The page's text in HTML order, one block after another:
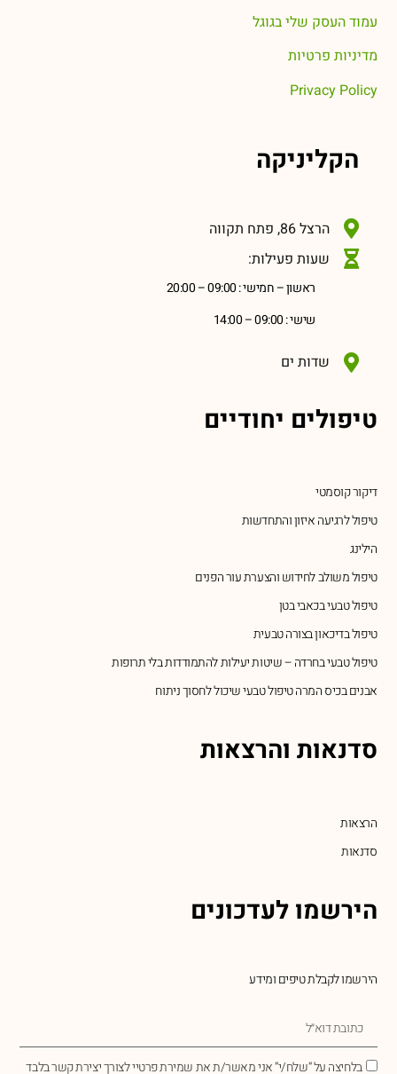
עמוד העסק שלי בגוגל
מדיניות פרטיות
Privacy Policy
הקליניקה
הרצל 86, פתח תקווה
שעות פעילות:
ראשון – חמישי : 09:00 – 20:00
שישי : 09:00 – 14:00
שדות ים
טיפולים יחודיים
דיקור קוסמטי
טיפול לרגיעה איזון והתחדשות
הילינג
טיפול משולב לחידוש והצערת עור הפנים
טיפול טבעי בכאבי בטן
טיפול בדיכאון בצורה טבעית
טיפול טבעי בחרדה – שיטות יעילות להתמודדות בלי תרופות
אבנים בכיס המרה טיפול טבעי שיכול לחסוך ניתוח
סדנאות והרצאות
הרצאות
סדנאות
הירשמו לעדכונים
הירשמו לקבלת טיפים ומידע
בלחיצה על “שלח/י” אני מאשר/ת את שמירת פרטיי לצורך יצירת קשר בלבד